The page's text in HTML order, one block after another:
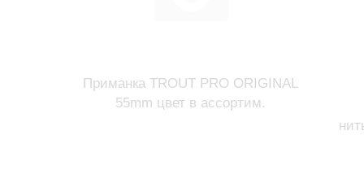
Приманка TROUT PRO ORIGINAL
55mm цвет в ассортим.